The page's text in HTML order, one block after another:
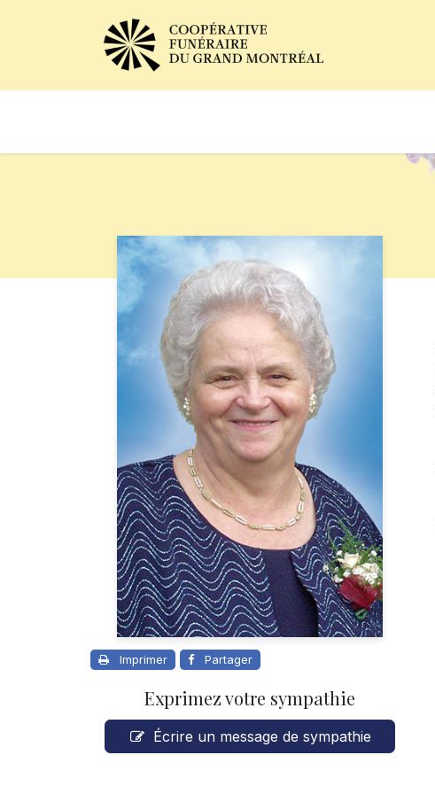
Imprimer Partager
Exprimez votre sympathie
Écrire un message de sympathie